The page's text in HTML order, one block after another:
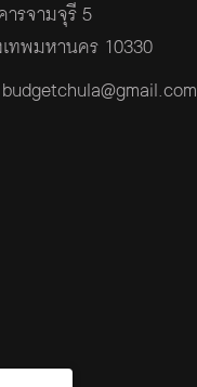
รจามจุรี 5
ทพมหานคร 10330